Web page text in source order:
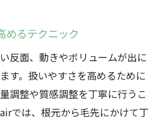
めるテクニック
反面、動きやボリュームが出に
す。扱いやすさを高めるために
調整や質感調整を丁寧に行うこ
では、根元から毛先にかけて丁